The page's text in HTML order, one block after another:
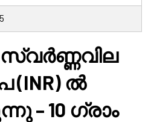
ൽ
– 10 ഗ്രാം